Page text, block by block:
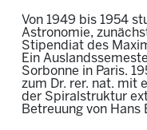
Von 1949 bis 1954
Astronomie,
Stipendiat des
Ein
Sorbonne in Paris.
zum Dr. rer. nat. mit
der Spiralstruktur
Betreuung von Hans